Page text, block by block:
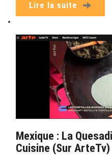
Lire la suite
Mexique : La
Cuisine (sur ArteTv)